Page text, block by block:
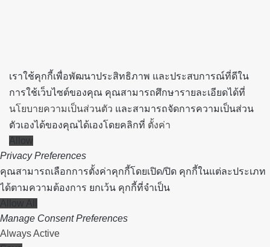
เราใช้คุกกี้เพื่อพัฒนาประสิทธิภาพ และประสบการณ์ที่ดีใน
การใช้เว็บไซต์ของคุณ คุณสามารถศึกษารายละเอียดได้ที่
นโยบายความเป็นส่วนตัว และสามารถจัดการความเป็นส่วน
ตัวเองได้ของคุณได้เองโดยคลิกที่ ตั้งค่า
Allow
Privacy Preferences
คุณสามารถเลือกการตั้งค่าคุกกี้โดยเปิด/ปิด คุกกี้ในแต่ละประเภท
ได้ตามความต้องการ ยกเว้น คุกกี้ที่จำเป็น
Allow All
Manage Consent Preferences
Always Active